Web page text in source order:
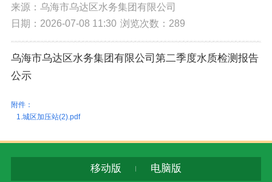
来源：乌海市乌达区水务集团有限公司
日期：2026-07-08 11:30 浏览次数： 289
乌海市乌达区水务集团有限公司第二季度水质检测报告
公示
附件：
1.城区加压站(2).pdf
移动版 电脑版